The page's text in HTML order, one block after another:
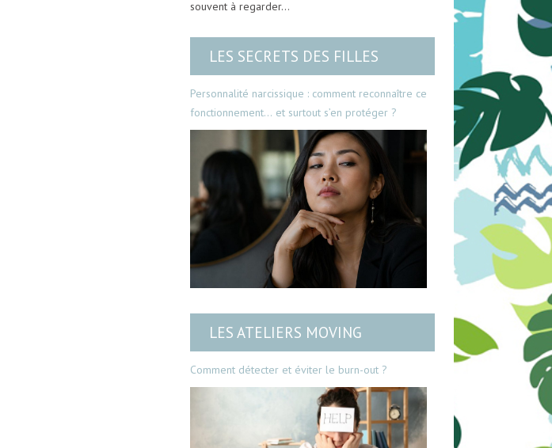
souvent à regarder…
LES SECRETS DES FILLES
Personnalité narcissique : comment reconnaître ce
fonctionnement… et surtout s’en protéger ?
LES ATELIERS MOVING
Comment détecter et éviter le burn-out ?